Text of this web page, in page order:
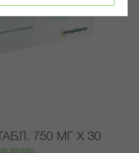
750 МГ Х 30
продукт